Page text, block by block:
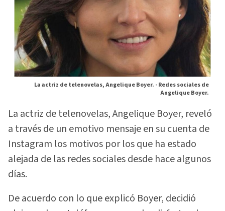
La actriz de telenovelas, Angelique Boyer. -Redes sociales de
Angelique Boyer.
La actriz de telenovelas, Angelique Boyer, reveló
a través de un emotivo mensaje en su cuenta de
Instagram los motivos por los que ha estado
alejada de las redes sociales desde hace algunos
días.
De acuerdo con lo que explicó Boyer, decidió